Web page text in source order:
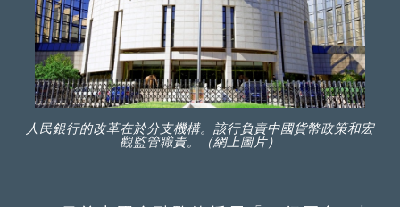
人民銀行的改革在於分支機構。該行負責中國貨幣政策和宏
觀監管職責。（網上圖片）